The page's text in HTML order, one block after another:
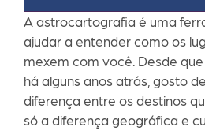
A astrocartografia é uma
ajudar a entender como os
mexem com você. Desde
há alguns anos atrás, gosto
diferença entre os destinos
só a diferença geográfica e